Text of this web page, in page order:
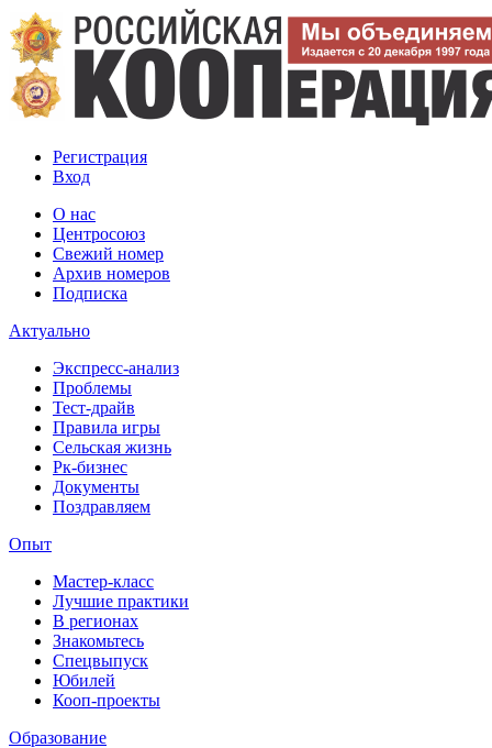
Регистрация
Вход
О нас
Центросоюз
Свежий номер
Архив номеров
Подписка
Актуально
Экспресс-анализ
Проблемы
Тест-драйв
Правила игры
Сельская жизнь
Рк-бизнес
Документы
Поздравляем
Опыт
Мастер-класс
Лучшие практики
В регионах
Знакомьтесь
Спецвыпуск
Юбилей
Кооп-проекты
Образование